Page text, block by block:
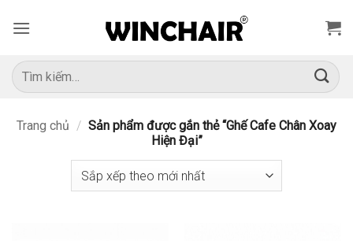
qua
dung
Tìm
kiếm:
Trang chủ / Sản phẩm được gắn thẻ “Ghế Cafe Chân Xoay
Hiện Đại”